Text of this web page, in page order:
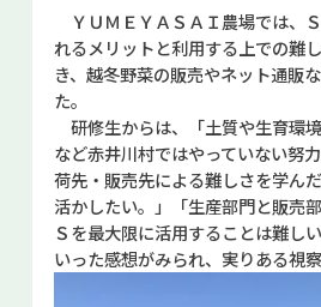
ＹＵＭＥＹＡＳＡＩ農場では、
れるメリットと利用する上での難
き、越冬野菜の販売やネット通販
た。
研修生からは、「土質や生育環
など赤井川村ではやっていない努
荷先・販売先による難しさを学ん
活かしたい。」「生産部門と販売
Ｓを最大限に活用することは難し
いった感想がみられ、実りある視